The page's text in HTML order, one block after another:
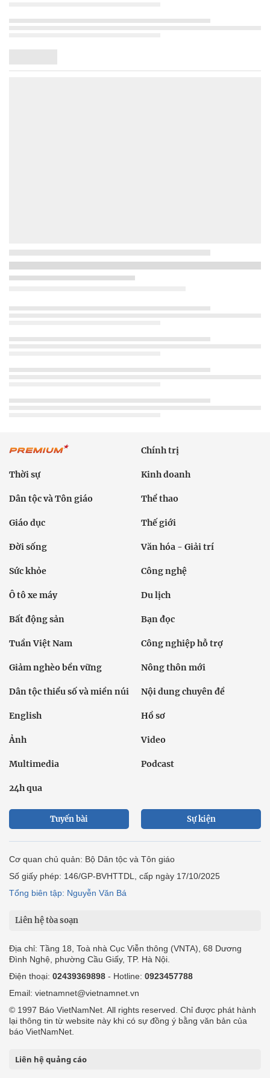
Chính trị
Thời sự Kinh doanh
Dân tộc và Tôn giáo Thể thao
Giáo dục Thế giới
Đời sống Văn hóa - Giải trí
Sức khỏe Công nghệ
Ô tô xe máy Du lịch
Bất động sản Bạn đọc
Tuần Việt Nam Công nghiệp hỗ trợ
Giảm nghèo bền vững Nông thôn mới
Dân tộc thiểu số và miền núi Nội dung chuyên đề
English Hồ sơ
Ảnh Video
Multimedia Podcast
24h qua
Tuyến bài Sự kiện
Cơ quan chủ quản: Bộ Dân tộc và Tôn giáo
Số giấy phép: 146/GP-BVHTTDL, cấp ngày 17/10/2025
Tổng biên tập: Nguyễn Văn Bá
Liên hệ tòa soạn
Địa chỉ: Tầng 18, Toà nhà Cục Viễn thông (VNTA), 68 Dương
Đình Nghệ, phường Cầu Giấy, TP. Hà Nội.
Điện thoại: 02439369898 - Hotline: 0923457788
Email: vietnamnet@vietnamnet.vn
© 1997 Báo VietNamNet. All rights reserved. Chỉ được phát hành
lại thông tin từ website này khi có sự đồng ý bằng văn bản của
báo VietNamNet.
Liên hệ quảng cáo